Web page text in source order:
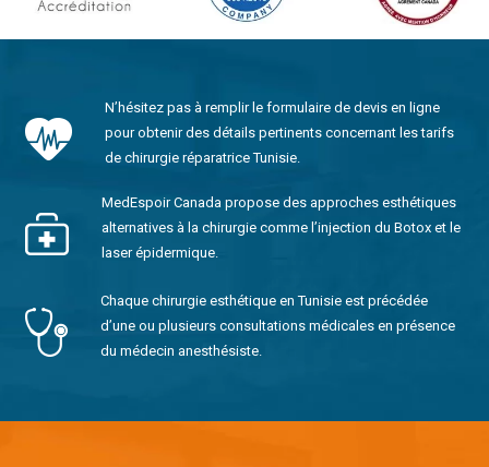
N’hésitez pas à remplir le formulaire de devis en ligne
pour obtenir des détails pertinents concernant les tarifs
de chirurgie réparatrice Tunisie.
MedEspoir Canada propose des approches esthétiques
alternatives à la chirurgie comme l’injection du Botox et le
laser épidermique.
Chaque chirurgie esthétique en Tunisie est précédée
d’une ou plusieurs consultations médicales en présence
du médecin anesthésiste.